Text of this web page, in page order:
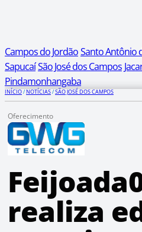
Campos do JordãoSanto Antônio
SapucaíSão José dos Campos
Pindamonhangaba
INÍCIO/NOTÍCIAS/SÃO JOSÉ DOS CAMPOS
Oferecimento
realiza